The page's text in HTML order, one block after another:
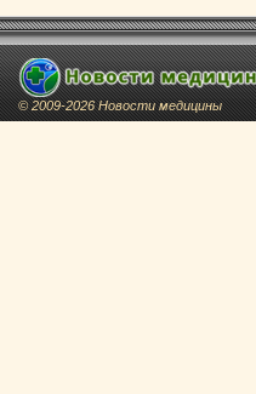
© 2009-2026 Новости медицины